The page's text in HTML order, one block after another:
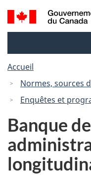
Recherche
et
Accueil
Normes, sources
Enquêtes et
Banque